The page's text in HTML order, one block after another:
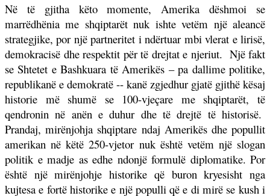
Në të gjitha këto momente, Amerika dëshmoi se
marrëdhënia me shqiptarët nuk ishte vetëm një aleancë
strategjike, por një partneritet i ndërtuar mbi vlerat e lirisë,
demokracisë dhe respektit për të drejtat e njeriut. Një fakt
se Shtetet e Bashkuara të Amerikës – pa dallime politike,
republikanë e demokratë -- kanë zgjedhur gjatë gjithë kësaj
historie më shumë se 100-vjeçare me shqiptarët, të
qendronin në anën e duhur dhe të drejtë të historisë.
Prandaj, mirënjohja shqiptare ndaj Amerikës dhe popullit
amerikan në këtë 250-vjetor nuk është vetëm një slogan
politik e madje as edhe ndonjë formulë diplomatike. Por
është një mirënjohje historike që buron kryesisht nga
kujtesa e fortë historike e një populli që e di mirë se kush i